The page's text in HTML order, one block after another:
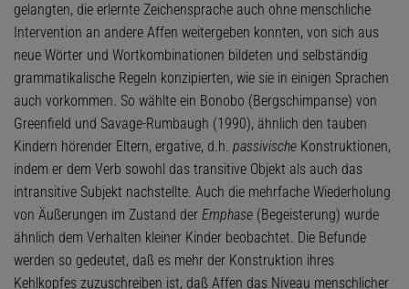
gelangten, die erlernte Zeichensprache auch ohne menschliche
Intervention an andere Affen weitergeben konnten, von sich aus
neue Wörter und Wortkombinationen bildeten und selbständig
grammatikalische Regeln konzipierten, wie sie in einigen Sprachen
auch vorkommen. So wählte ein Bonobo (Bergschimpanse) von
Greenfield und Savage-Rumbaugh (1990), ähnlich den tauben
Kindern hörender Eltern, ergative, d.h. passivische Konstruktionen,
indem er dem Verb sowohl das transitive Objekt als auch das
intransitive Subjekt nachstellte. Auch die mehrfache Wiederholung
von Äußerungen im Zustand der Emphase (Begeisterung) wurde
ähnlich dem Verhalten kleiner Kinder beobachtet. Die Befunde
werden so gedeutet, daß es mehr der Konstruktion ihres
Kehlkopfes zuzuschreiben ist, daß Affen das Niveau menschlicher